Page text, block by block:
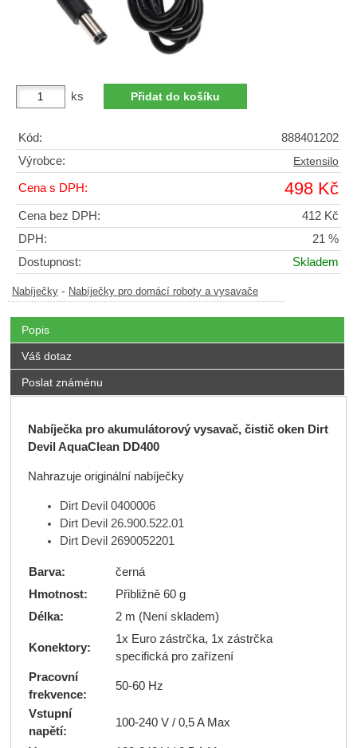
ks
Kód:
888401202
Výrobce:
Extensilo
Cena s DPH: 498 Kč
Cena bez DPH:
412 Kč
DPH:
21 %
Dostupnost:
Skladem
Nabíječky - Nabíječky pro domácí roboty a vysavače
Popis
Váš dotaz
Poslat známénu
Nabíječka pro akumulátorový vysavač, čistič oken Dirt
Devil AquaClean DD400
Nahrazuje originální nabíječky
Dirt Devil 0400006
Dirt Devil 26.900.522.01
Dirt Devil 2690052201
Barva:
černá
Hmotnost:
Přibližně 60 g
Délka:
2 m (Není skladem)
Konektory:
1x Euro zástrčka, 1x zástrčka
specifická pro zařízení
Pracovní
frekvence:
50-60 Hz
Vstupní
napětí:
100-240 V / 0,5 A Max